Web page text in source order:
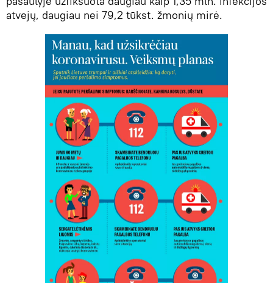
atvejų, daugiau nei 79,2 tūkst. žmonių mirė.